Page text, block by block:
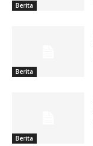
Berita
Berita
Berita